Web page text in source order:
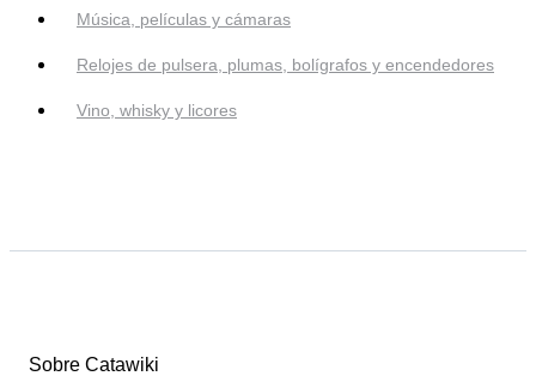
Música, películas y cámaras
Relojes de pulsera, plumas, bolígrafos y encendedores
Vino, whisky y licores
Sobre Catawiki